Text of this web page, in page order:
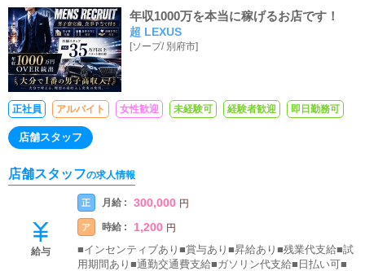
年収1000万を本当に稼げるお店です！
超 LEXUS
[ソープ/ 別府市]
正社員 アルバイト 女性歓迎 未経験可 経験者歓迎 即日勤務可
店舗スタッフ
店舗スタッフの求人情報
給与
正 月給 : 300,000 円
ア 時給 : 1,200 円
■インセンティブあり■賞与あり■昇給あり■残業代支給■試
用期間あり■通勤交通費支給■ガソリン代支給■日払い可■